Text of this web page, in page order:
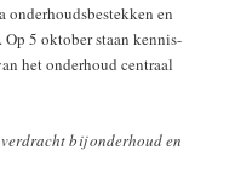
en
5 oktober staan kennis-
het onderhoud centraal
bij onderhoud en